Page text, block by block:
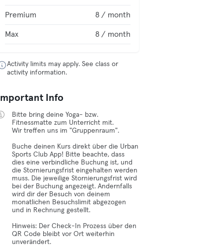
Premium 8 / month
Max 8 / month
Activity limits may apply. See class or
activity information.
Important Info
Bitte bring deine Yoga- bzw.
Fitnessmatte zum Unterricht mit.
Wir treffen uns im "Gruppenraum".
Buche deinen Kurs direkt über die Urban
Sports Club App! Bitte beachte, dass
dies eine verbindliche Buchung ist, und
die Stornierungsfrist eingehalten werden
muss. Die jeweilige Stornierungsfrist wird
bei der Buchung angezeigt. Andernfalls
wird dir der Besuch von deinem
monatlichen Besuchslimit abgezogen
und in Rechnung gestellt.
Hinweis: Der Check-In Prozess über den
QR Code bleibt vor Ort weiterhin
unverändert.